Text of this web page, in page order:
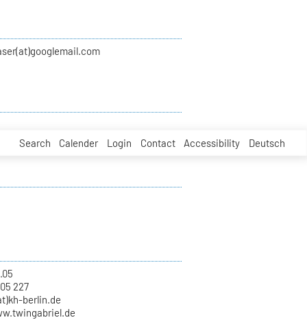
Search Calender Login Contact Accessibility Deutsch
227
berlin.de